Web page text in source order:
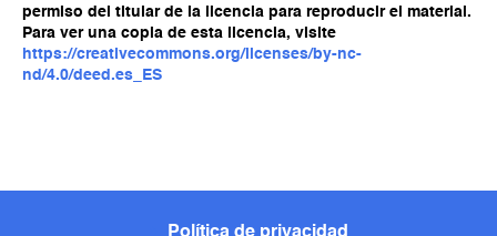
permiso del titular de la licencia para reproducir el material.
Para ver una copia de esta licencia, visite
https://creativecommons.org/licenses/by-nc-
nd/4.0/deed.es_ES
Política de privacidad